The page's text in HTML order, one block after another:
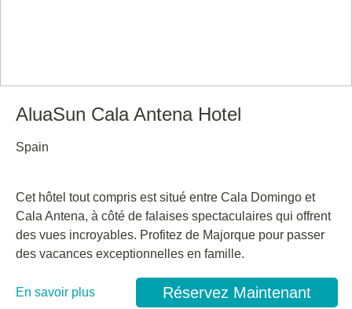
AluaSun Cala Antena Hotel
Spain
Cet hôtel tout compris est situé entre Cala Domingo et
Cala Antena, à côté de falaises spectaculaires qui offrent
des vues incroyables. Profitez de Majorque pour passer
des vacances exceptionnelles en famille.
En savoir plus Réservez Maintenant